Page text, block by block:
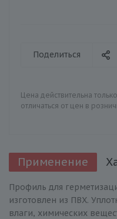
Поделиться
Цена действительна
отличаться от цен в
Применение
Профиль для
изготовлен из ПВХ.
влаги, химических